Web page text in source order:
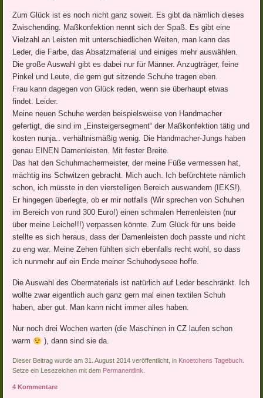
Zum Glück ist es noch nicht ganz soweit. Es gibt da nämlich dieses
Zwischending. Maßkonfektion nennt sich der Spaß. Es gibt eine
Vielzahl an Leisten mit unterschiedlichen Weiten, man kann das
Leder, die Farbe, das Absatzmaterial und einiges mehr auswählen.
Die große Auswahl gibt es dabei nur für Männer. Anzugträger, feine
Pinkel und Leute, die gern gut sitzende Schuhe tragen eben.
Frau kann dagegen von Glück reden, wenn sie überhaupt etwas
findet. Leider.
Meine neuen Schuhe werden beispielsweise von Handmacher
gefertigt, die sind im „Einsteigersegment“ der Maßkonfektion tätig und
kosten nunja.. verhältnismäßig wenig. Die Handmacher-Jungs haben
genau EINEN Damenleisten. Mit fester Breite.
Das hat den Schuhmachermeister, der meine Füße vermessen hat,
mächtig ins Schwitzen gebracht. Mich auch. Ich befürchtete nämlich
schon, ich müsste in den vierstelligen Bereich auswandern (IEKS!).
Er hingegen überlegte, ob er mir notfalls (Wir sprechen von Schuhen
im Bereich von rund 300 Euro!) einen schmalen Herrenleisten (nur
über meine Leiche!!!) verpassen könnte. Zum Glück für uns beide
stellte es sich heraus, dass der Damenleisten doch passte und nicht
zu eng war. Meine Zehen fühlten sich ebenfalls recht wohl, so dass
ich nunmehr auf ein Ende meiner Schuhodyseee hoffe.
Die Auswahl des Obermaterials ist natürlich auf Leder beschränkt. Ich
wollte zwar eigentlich auch ganz gern mal einen textilen Schuh
haben, aber gut. Man kann nicht immer alles haben.
Nur noch drei Wochen warten (die Maschinen in CZ laufen schon
warm
), dann sind sie da.
Dieser Beitrag wurde am 31. August 2014 veröffentlicht, in Knoetchens Tagebuch
Setze ein Lesezeichen mit dem Permanentlink
4 Kommentare